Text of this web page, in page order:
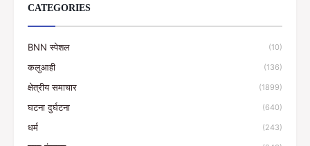
CATEGORIES
BNN स्पेशल (10)
कलुआही (136)
क्षेत्रीय समाचार (1899)
घटना दुर्घटना (640)
धर्म (243)